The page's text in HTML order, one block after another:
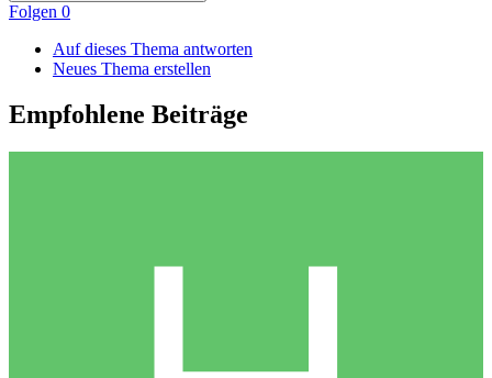
Folgen 0
Auf dieses Thema antworten
Neues Thema erstellen
Empfohlene Beiträge